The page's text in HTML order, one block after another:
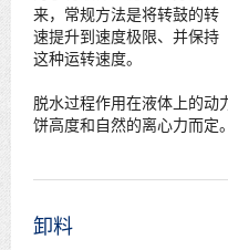
来，常规方法是将转鼓的转
速提升到速度极限、并保持
这种运转速度。
脱水过程作用在液体上的动
饼高度和自然的离心力而定。
卸料